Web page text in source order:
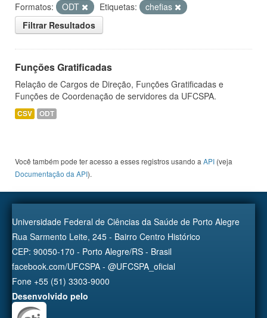
Formatos:
ODT Etiquetas:
chefias
Filtrar Resultados
Funções Gratificadas
Relação de Cargos de Direção, Funções Gratificadas e
Funções de Coordenação de servidores da UFCSPA.
CSV ODT
Você também pode ter acesso a esses registros usando a API (veja
Documentação da API).
Universidade Federal de Ciências da Saúde de Porto Alegre
Rua Sarmento Leite, 245 - Bairro Centro Histórico
CEP: 90050-170 - Porto Alegre/RS - Brasil
facebook.com/UFCSPA - @UFCSPA_oficial
Fone +55 (51) 3303-9000
Desenvolvido pelo